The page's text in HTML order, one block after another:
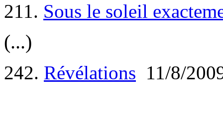
211. Sous le soleil
(...)
242. Révélations 11/8/